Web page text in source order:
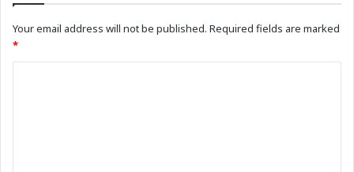
Your email address will not be published. Required fields are marked
*